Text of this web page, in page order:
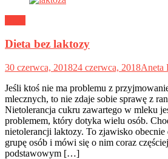
Dieta bez laktozy
30 czerwca, 201824 czerwca, 2018Aneta
Jeśli ktoś nie ma problemu z
mlecznych, to nie zdaje sobie sprawę z
Nietolerancja cukru zawartego w mleku
problemem, który dotyka wielu osób.
nietolerancji laktozy. To zjawisko obecnie
grupę osób i mówi się o nim coraz
podstawowym […]